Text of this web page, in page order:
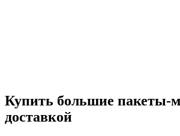
Купить большие пакеты-
доставкой